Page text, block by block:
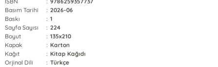
Basım Tarihi
: 2026-06
Baskı
: 1
Sayfa Sayısı
: 224
Boyut
: 135x210
Kapak
: Karton
Kağıt
: Kitap Kağıdı
Orjinal Dili
: Türkçe